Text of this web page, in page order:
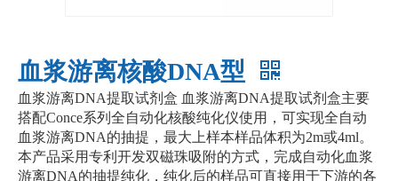
血浆游离核酸DNA型
血浆游离DNA提取试剂盒 血浆游离DNA提取试剂盒主要
搭配Conce系列全自动化核酸纯化仪使用，可实现全自动
血浆游离DNA的抽提，最大上样本样品体积为2m或4ml。
本产品采用专利开发双磁珠吸附的方式，完成自动化血浆
游离DNA的抽提纯化，纯化后的样品可直接用于下游的各